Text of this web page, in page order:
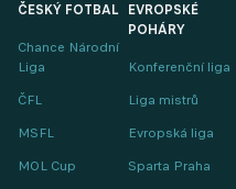
ČESKÝ FOTBAL
Chance Národní
Liga
ČFL
MSFL
MOL Cup
EVROPSKÉ
POHÁRY
Konferenční liga
Liga mistrů
Evropská liga
Sparta Praha